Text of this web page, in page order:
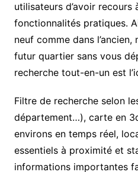
utilisateurs d’avoir recours
fonctionnalités pratiques.
neuf comme dans
futur quartier sans vous
recherche tout-en-un est
Filtre de recherche selon
département…), carte en
environs en temps réel,
essentiels à proximité et
informations importantes